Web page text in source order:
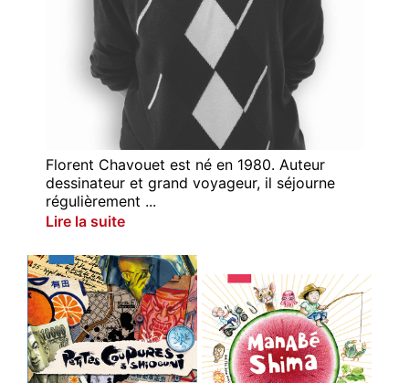
Florent Chavouet est né en 1980. Auteur
dessinateur et grand voyageur, il séjourne
régulièrement ...
Lire la suite